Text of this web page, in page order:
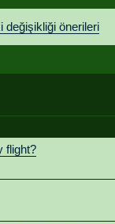
değişikliği önerileri
flight?